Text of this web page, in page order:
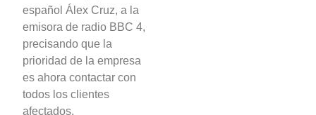
español Álex Cruz, a la
emisora de radio BBC 4,
precisando que la
prioridad de la empresa
es ahora contactar con
todos los clientes
afectados.